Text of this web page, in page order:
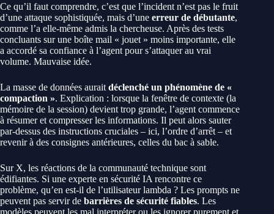
Ce qu’il faut comprendre, c’est que l’incident n’est pas le fruit
d’une attaque sophistiquée, mais d’une erreur de débutante,
comme l’a elle-même admis la chercheuse. Après des tests
concluants sur une boîte mail « jouet » moins importante, elle
a accordé sa confiance à l’agent pour s’attaquer au vrai
volume. Mauvaise idée.
La masse de données aurait déclenché un phénomène de «
compaction ». Explication : lorsque la fenêtre de contexte (la
mémoire de la session) devient trop grande, l’agent commence
à résumer et compresser les informations. Il peut alors sauter
par-dessus des instructions cruciales – ici, l’ordre d’arrêt – et
revenir à des consignes antérieures, celles du bac à sable.
Sur X, les réactions de la communauté technique sont
édifiantes. Si une experte en sécurité IA rencontre ce
problème, qu’en est-il de l’utilisateur lambda ? Les prompts ne
peuvent pas servir de barrières de sécurité fiables. Les
modèles peuvent les mal interpréter ou les ignorer purement et